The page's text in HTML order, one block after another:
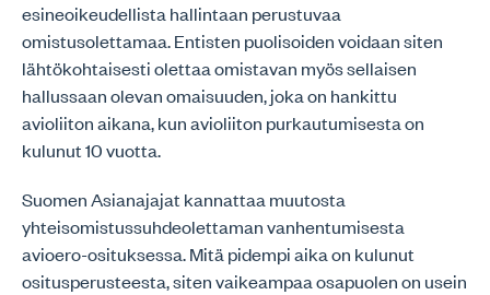
esineoikeudellista hallintaan perustuvaa
omistusolettamaa. Entisten puolisoiden voidaan siten
lähtökohtaisesti olettaa omistavan myös sellaisen
hallussaan olevan omaisuuden, joka on hankittu
avioliiton aikana, kun avioliiton purkautumisesta on
kulunut 10 vuotta.
Suomen Asianajajat kannattaa muutosta
yhteisomistussuhdeolettaman vanhentumisesta
avioero-osituksessa. Mitä pidempi aika on kulunut
ositusperusteesta, siten vaikeampaa osapuolen on usein